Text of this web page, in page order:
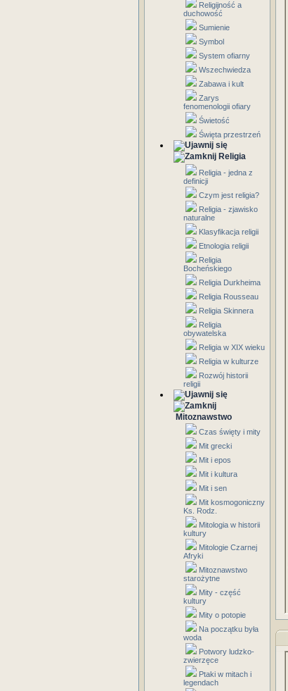
Religijność a
duchowość
Sumienie
Symbol
System ofiarny
Wszechwiedza
Zabawa i kult
Zarys
fenomenologii ofiary
Świetość
Święta przestrzeń
Religia
Religia - jedna z
definicji
Czym jest religia?
Religia - zjawisko
naturalne
Klasyfikacja religii
Etnologia religii
Religia
Bocheńskiego
Religia Durkheima
Religia Rousseau
Religia Skinnera
Religia
obywatelska
Religia w XIX wieku
Religia w kulturze
Rozwój historii
religii
Mitoznawstwo
Czas święty i mity
Mit grecki
Mit i epos
Mit i kultura
Mit i sen
Mit kosmogoniczny
Ks. Rodz.
Mitologia w historii
kultury
Mitologie Czarnej
Afryki
Mitoznawstwo
starożytne
Mity - część
kultury
Mity o potopie
Na początku była
woda
Potwory ludzko-
zwierzęce
Ptaki w mitach i
legendach